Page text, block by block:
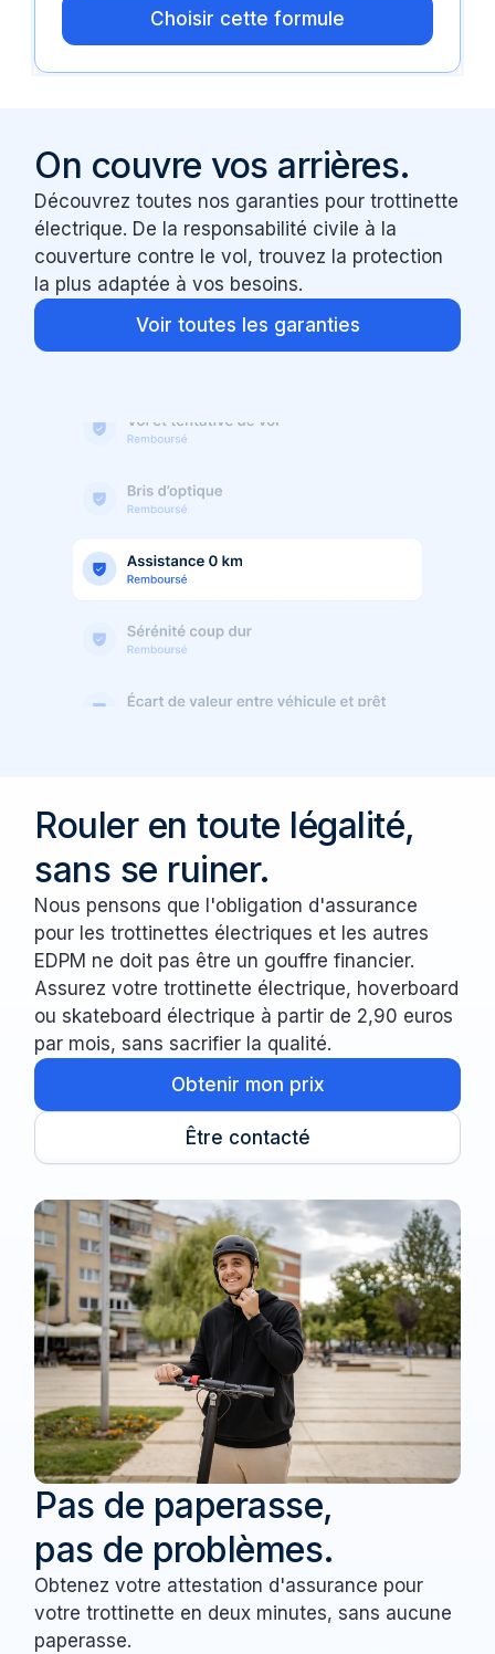
Choisir cette formule
On couvre vos arrières.
Découvrez toutes nos garanties pour trottinette
électrique. De la responsabilité civile à la
couverture contre le vol, trouvez la protection
la plus adaptée à vos besoins.
Voir toutes les garanties
Rouler en toute légalité,
sans se ruiner.
Nous pensons que l'obligation d'assurance
pour les trottinettes électriques et les autres
EDPM ne doit pas être un gouffre financier.
Assurez votre trottinette électrique, hoverboard
ou skateboard électrique à partir de 2,90 euros
par mois, sans sacrifier la qualité.
Obtenir mon prix
Être contacté
Pas de paperasse,
pas de problèmes.
Obtenez votre attestation d'assurance pour
votre trottinette en deux minutes, sans aucune
paperasse.